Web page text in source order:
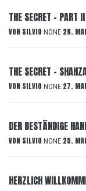
THE SECRET – PART
VON SILVIO NONE 28.
THE SECRET –
VON SILVIO NONE 27.
DER BESTÄNDIGE
VON SILVIO NONE 25.
HERZLICH